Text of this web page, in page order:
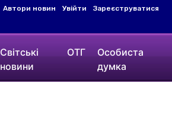
Автори новин Увійти Зареєструватися
Світські
новини
ОТГ
Особиста
думка